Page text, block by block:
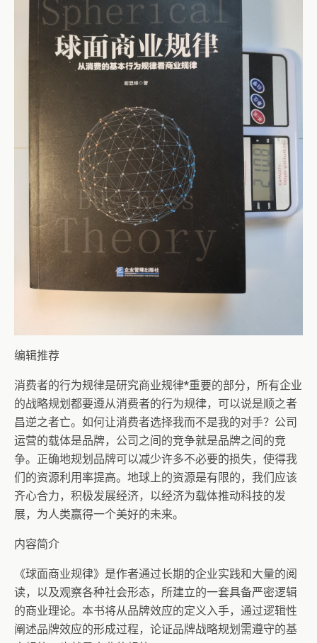
编辑推荐
消费者的行为规律是研究商业规律*重要的部分，所有企业
的战略规划都要遵从消费者的行为规律，可以说是顺之者
昌逆之者亡。如何让消费者选择我而不是我的对手？公司
运营的载体是品牌，公司之间的竞争就是品牌之间的竞
争。正确地规划品牌可以减少许多不必要的损失，使得我
们的资源利用率提高。地球上的资源是有限的，我们应该
齐心合力，积极发展经济，以经济为载体推动科技的发
展，为人类赢得一个美好的未来。
内容简介
《球面商业规律》是作者通过长期的企业实践和大量的阅
读，以及观察各种社会形态，所建立的一套具备严密逻辑
的商业理论。本书将从品牌效应的定义入手，通过逻辑性
阐述品牌效应的形成过程，论证品牌战略规划需遵守的基